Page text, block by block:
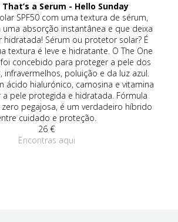
a Serum - Hello Sunday
SPF50 com uma textura de sérum,
uma absorção instantânea e que deixa
hidratada! Sérum ou protetor solar? É
textura é leve e hidratante. O The One
foi concebido para proteger a pele dos
infravermelhos, poluição e da luz azul.
ácido hialurónico, carnosina e vitamina
a pele protegida e hidratada. Fórmula
pegajosa, é um verdadeiro híbrido
cuidado e proteção.
26 €
Encontras aqui